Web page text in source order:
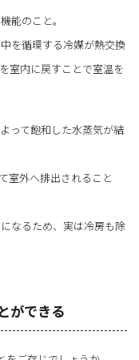
能のこと。
を循環する冷媒が熱交換
室内に戻すことで室温を
って飽和した水蒸気が結
室外へ排出されること
なるため、実は冷房も除
ができる